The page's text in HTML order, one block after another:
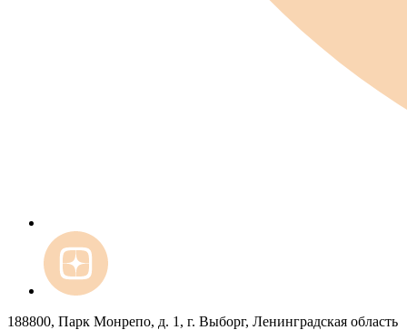
188800, Парк Монрепо, д. 1, г. Выборг, Ленинградская область